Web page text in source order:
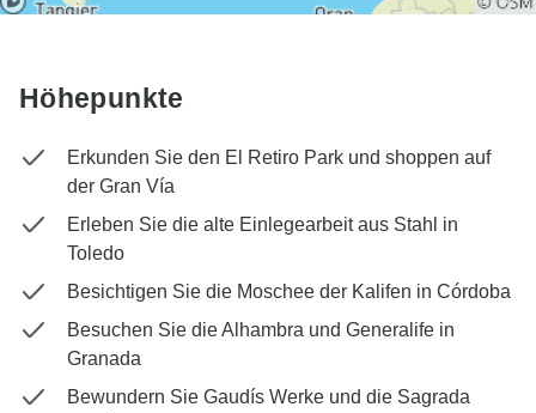
Höhepunkte
Erkunden Sie den El Retiro Park und shoppen auf
der Gran Vía
Erleben Sie die alte Einlegearbeit aus Stahl in
Toledo
Besichtigen Sie die Moschee der Kalifen in Córdoba
Besuchen Sie die Alhambra und Generalife in
Granada
Bewundern Sie Gaudís Werke und die Sagrada